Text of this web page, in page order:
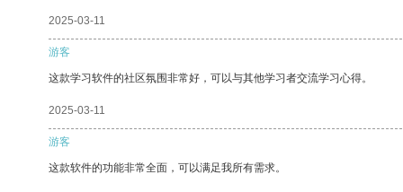
2025-03-11
游客
这款学习软件的社区氛围非常好，可以与其他学习者交流学习心得。
2025-03-11
游客
这款软件的功能非常全面，可以满足我所有需求。